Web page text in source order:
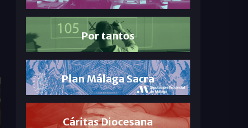
Por tantos
Plan Málaga Sacra
Cáritas Diocesana